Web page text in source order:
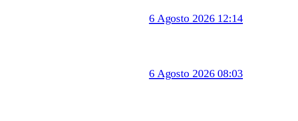
6 Agosto 2026 12:14
6 Agosto 2026 08:03